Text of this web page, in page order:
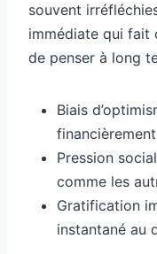
souvent
immédiate qui fait
de penser à long
Biais
Pression
comme les
Gratification
instantané au